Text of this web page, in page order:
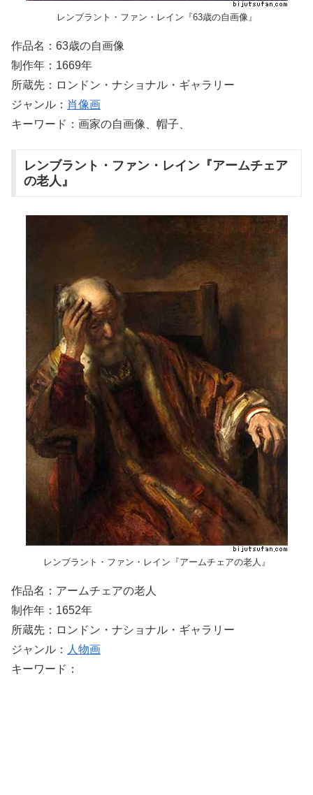
レンブラント・ファン・レイン『63歳の自画像』
作品名：63歳の自画像
制作年：1669年
所蔵先：ロンドン・ナショナル・ギャラリー
ジャンル： 肖像画
キーワード：画家の自画像、帽子、
レンブラント・ファン・レイン『アームチェア
の老人』
レンブラント・ファン・レイン『アームチェアの老人』
作品名：アームチェアの老人
制作年：1652年
所蔵先：ロンドン・ナショナル・ギャラリー
ジャンル： 人物画
キーワード：